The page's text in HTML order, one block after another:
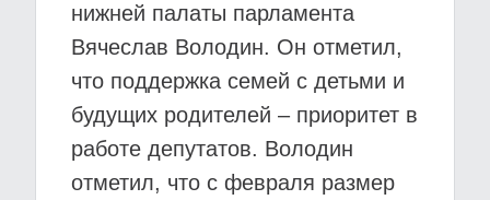
нижней палаты парламента
Вячеслав Володин. Он отметил,
что поддержка семей с детьми и
будущих родителей – приоритет в
работе депутатов. Володин
отметил, что с февраля размер